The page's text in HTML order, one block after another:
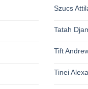
Szucs
Tatah
Tift
Tinei